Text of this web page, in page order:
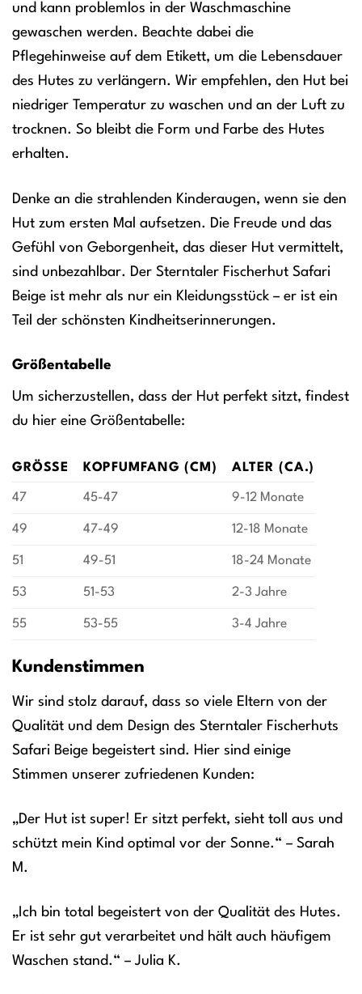
und kann problemlos in der Waschmaschine
gewaschen werden. Beachte dabei die
Pflegehinweise auf dem Etikett, um die Lebensdauer
des Hutes zu verlängern. Wir empfehlen, den Hut bei
niedriger Temperatur zu waschen und an der Luft zu
trocknen. So bleibt die Form und Farbe des Hutes
erhalten.
Denke an die strahlenden Kinderaugen, wenn sie den
Hut zum ersten Mal aufsetzen. Die Freude und das
Gefühl von Geborgenheit, das dieser Hut vermittelt,
sind unbezahlbar. Der Sterntaler Fischerhut Safari
Beige ist mehr als nur ein Kleidungsstück – er ist ein
Teil der schönsten Kindheitserinnerungen.
Größentabelle
Um sicherzustellen, dass der Hut perfekt sitzt, findest
du hier eine Größentabelle:
GRÖSSE KOPFUMFANG (CM) ALTER (CA.)
47 45-47 9-12 Monate
49 47-49 12-18 Monate
51 49-51 18-24 Monate
53 51-53 2-3 Jahre
55 53-55 3-4 Jahre
Kundenstimmen
Wir sind stolz darauf, dass so viele Eltern von der
Qualität und dem Design des Sterntaler Fischerhuts
Safari Beige begeistert sind. Hier sind einige
Stimmen unserer zufriedenen Kunden:
„Der Hut ist super! Er sitzt perfekt, sieht toll aus und
schützt mein Kind optimal vor der Sonne.“ – Sarah
M.
„Ich bin total begeistert von der Qualität des Hutes.
Er ist sehr gut verarbeitet und hält auch häufigem
Waschen stand.“ – Julia K.